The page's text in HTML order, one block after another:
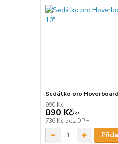
Sedátko pro
990 Kč
890 Kč/ks
736 Kč bez DPH